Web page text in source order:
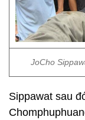
JoCho
Sippawat sau